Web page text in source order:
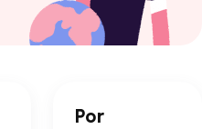
Por